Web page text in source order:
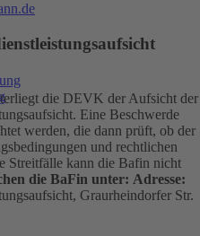
die DEVK der Aufsicht der
Eine Beschwerde
werden, die dann prüft, ob der
und rechtlichen
Streitfälle kann die Bafin nicht
die BaFin unter: Adresse:
Graurheindorfer Str.